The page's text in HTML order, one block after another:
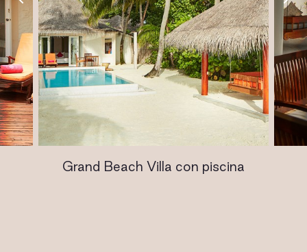
Grand Beach Villa con piscina